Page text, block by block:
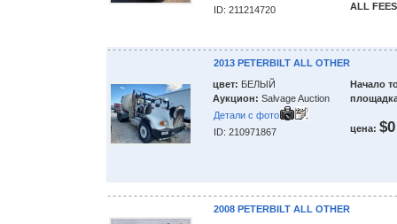
ID: 211214720
ALL
2013 PETERBILT ALL OTHER
цвет: БЕЛЫЙ
Аукцион: Salvage Auction
Детали с фото
ID: 210971867
Начало
цена: $0
2008 PETERBILT ALL OTHER